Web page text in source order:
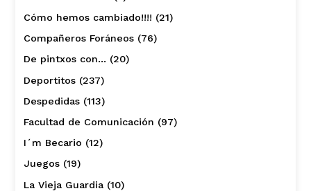
Cómo hemos cambiado!!!! (21)
Compañeros Foráneos(76)
De pintxos con… (20)
Deportitos(237)
Despedidas(113)
Facultad de Comunicación (97)
I´m Becario (12)
Juegos(19)
La Vieja Guardia(10)